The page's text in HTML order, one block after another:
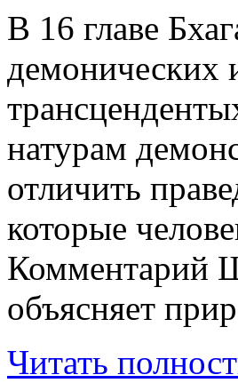
В 16 главе
демонических
натурам
отличить
которые
Комментарий
объясняет
Читать